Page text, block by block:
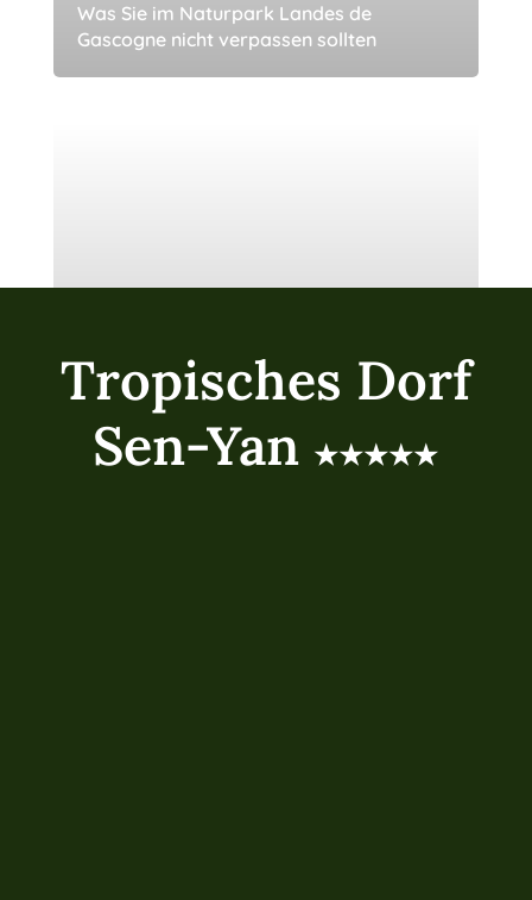
Was Sie im Naturpark Landes de
Gascogne nicht verpassen sollten
Tropisches Dorf
Sen-Yan ★★★★★